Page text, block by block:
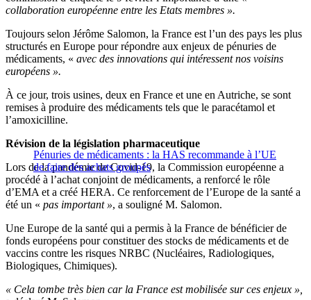
collaboration européenne entre les Etats membres ».
Toujours selon Jérôme Salomon, la France est l’un des pays les plus
structurés en Europe pour répondre aux enjeux de pénuries de
médicaments, « avec des innovations qui intéressent nos voisins
européens ».
À ce jour, trois usines, deux en France et une en Autriche, se sont
remises à produire des médicaments tels que le paracétamol et
l’amoxicilline.
Pénuries de médicaments : la HAS recommande à l’UE
de faire des achats groupés
Révision de la législation pharmaceutique
Lors de la pandémie de Covid-19, la Commission européenne a
procédé à l’achat conjoint de médicaments, a renforcé le rôle
d’EMA et a créé HERA. Ce renforcement de l’Europe de la santé a
été un « pas important », a souligné M. Salomon.
Une Europe de la santé qui a permis à la France de bénéficier de
fonds européens pour constituer des stocks de médicaments et de
vaccins contre les risques NRBC (Nucléaires, Radiologiques,
Biologiques, Chimiques).
« Cela tombe très bien car la France est mobilisée sur ces enjeux »,